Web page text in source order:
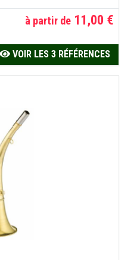
à partir de 11,00 €
VOIR LES 3 RÉFÉRENCES